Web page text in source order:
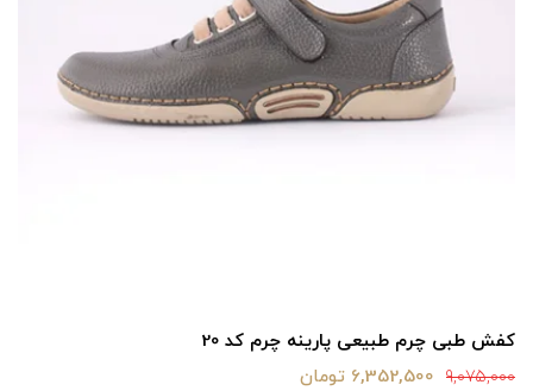
کفش طبی چرم طبیعی پارینه چرم کد 20
9,075,000 6,352,500 تومان